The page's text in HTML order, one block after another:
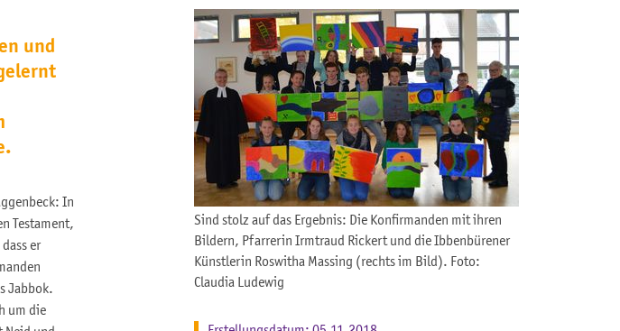
und
In
Testament,
er
Jabbok.
um die
Sind stolz auf das Ergebnis: Die Konfirmanden mit ihren
Bildern, Pfarrerin Irmtraud Rickert und die Ibbenbürener
Künstlerin Roswitha Massing (rechts im Bild). Foto:
Claudia Ludewig